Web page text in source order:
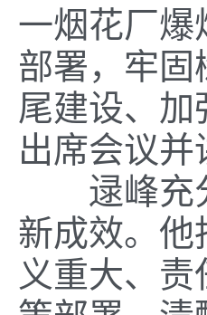
一烟花厂爆
部署， 牢固
尾建设、加
出席会议并
逯峰充
新成效。他
义重大、责